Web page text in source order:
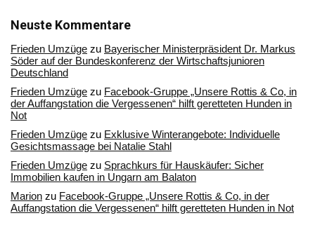
Archiv
Neuste Kommentare
Frieden Umzüge zu Bayerischer Ministerpräsident Dr. Markus
Söder auf der Bundeskonferenz der Wirtschaftsjunioren
Deutschland
Frieden Umzüge zu Facebook-Gruppe „Unsere Rottis & Co, in
der Auffangstation die Vergessenen“ hilft geretteten Hunden in
Not
Frieden Umzüge zu Exklusive Winterangebote: Individuelle
Gesichtsmassage bei Natalie Stahl
Frieden Umzüge zu Sprachkurs für Hauskäufer: Sicher
Immobilien kaufen in Ungarn am Balaton
Marion zu Facebook-Gruppe „Unsere Rottis & Co, in der
Auffangstation die Vergessenen“ hilft geretteten Hunden in Not